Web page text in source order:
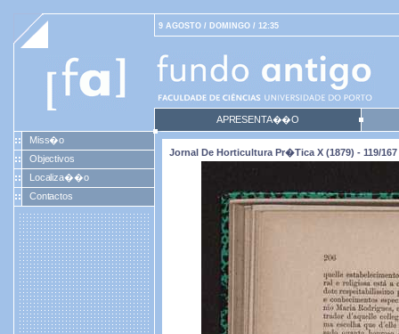
9 AGOSTO / DOMINGO / 12:35
APRESENTA��O
Miss�o
Objectivos
Localiza��o
Contactos
Jornal De Horticultura Pr�tica X (1879) - 119/167